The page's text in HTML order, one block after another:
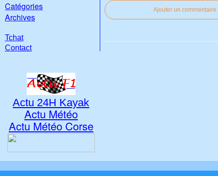
Ajouter un commentaire
Catégories
Archives
Tchat
Contact
Actu 24H Kayak
Actu Météo
Actu Météo Corse